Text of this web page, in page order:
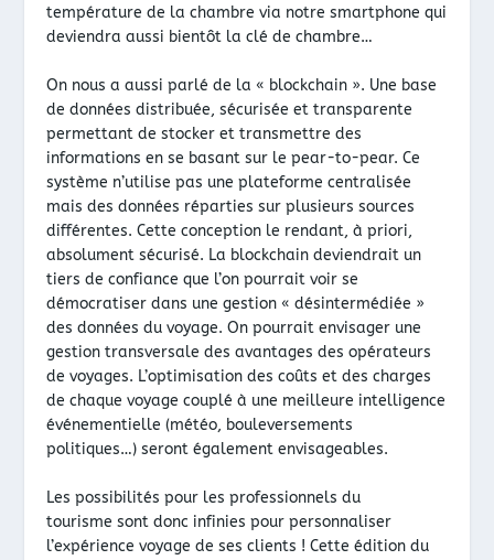
température de la chambre via notre smartphone qui
deviendra aussi bientôt la clé de chambre…
On nous a aussi parlé de la « blockchain ». Une base
de données distribuée, sécurisée et transparente
permettant de stocker et transmettre des
informations en se basant sur le pear-to-pear. Ce
système n’utilise pas une plateforme centralisée
mais des données réparties sur plusieurs sources
différentes. Cette conception le rendant, à priori,
absolument sécurisé. La blockchain deviendrait un
tiers de confiance que l’on pourrait voir se
démocratiser dans une gestion « désintermédiée »
des données du voyage. On pourrait envisager une
gestion transversale des avantages des opérateurs
de voyages. L’optimisation des coûts et des charges
de chaque voyage couplé à une meilleure intelligence
événementielle (météo, bouleversements
politiques…) seront également envisageables.
Les possibilités pour les professionnels du
tourisme sont donc infinies pour personnaliser
l’expérience voyage de ses clients ! Cette édition du